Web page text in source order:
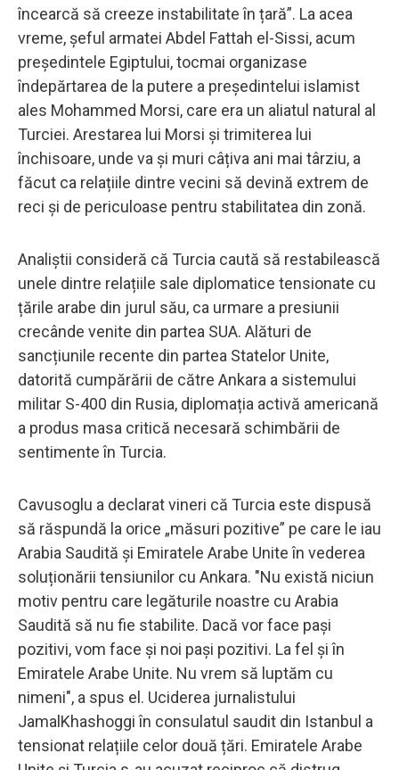
încearcă să creeze instabilitate în țară”. La acea
vreme, șeful armatei Abdel Fattah el-Sissi, acum
președintele Egiptului, tocmai organizase
îndepărtarea de la putere a președintelui islamist
ales Mohammed Morsi, care era un aliatul natural al
Turciei. Arestarea lui Morsi și trimiterea lui
închisoare, unde va și muri câțiva ani mai târziu, a
făcut ca relațiile dintre vecini să devină extrem de
reci și de periculoase pentru stabilitatea din zonă.
Analiștii consideră că Turcia caută să restabilească
unele dintre relațiile sale diplomatice tensionate cu
țările arabe din jurul său, ca urmare a presiunii
crecânde venite din partea SUA. Alături de
sancțiunile recente din partea Statelor Unite,
datorită cumpărării de către Ankara a sistemului
militar S-400 din Rusia, diplomația activă americană
a produs masa critică necesară schimbării de
sentimente în Turcia.
Cavusoglu a declarat vineri că Turcia este dispusă
să răspundă la orice „măsuri pozitive” pe care le iau
Arabia Saudită și Emiratele Arabe Unite în vederea
soluționării tensiunilor cu Ankara. "Nu există niciun
motiv pentru care legăturile noastre cu Arabia
Saudită să nu fie stabilite. Dacă vor face pași
pozitivi, vom face și noi pași pozitivi. La fel și în
Emiratele Arabe Unite. Nu vrem să luptăm cu
nimeni", a spus el. Uciderea jurnalistului
JamalKhashoggi în consulatul saudit din Istanbul a
tensionat relațiile celor două țări. Emiratele Arabe